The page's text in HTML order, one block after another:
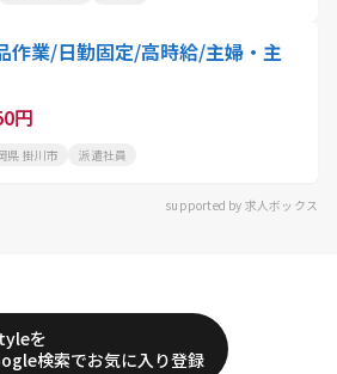
作業/日勤固定/高時給/主婦・主
円
県 掛川市 派遣社員
supported by 求人ボックス
を
検索でお気に入り登録